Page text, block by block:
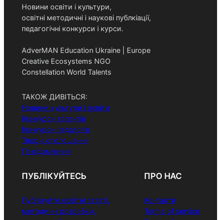
Новини освіти і культури,
освітні методичні і наукові публкіації,
педагогічні конкурси і курси.
AdverMAN Education Ukraine | Europe
Creative Ecosystems NGO
Constellation World Talents
ТАКОЖ ДИВІТЬСЯ:
Новини культури і освіти
Конкурси талантів
Конкурси педагогів
Творчі оголошення
Повідомлення
ПУБЛІКУЙТЕСЬ
Публікуйте освітні статті,
методичні розробки,
ПРО НАС
Контакти
Terms of service